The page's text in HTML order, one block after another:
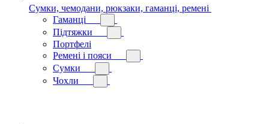
Сумки, чемодани, рюкзаки, гаманці, ремені
Гаманці
Підтяжки
Портфелі
Ремені і пояси
Сумки
Чохли